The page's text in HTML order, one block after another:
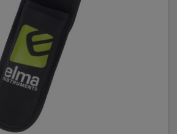
for LC-indikation: